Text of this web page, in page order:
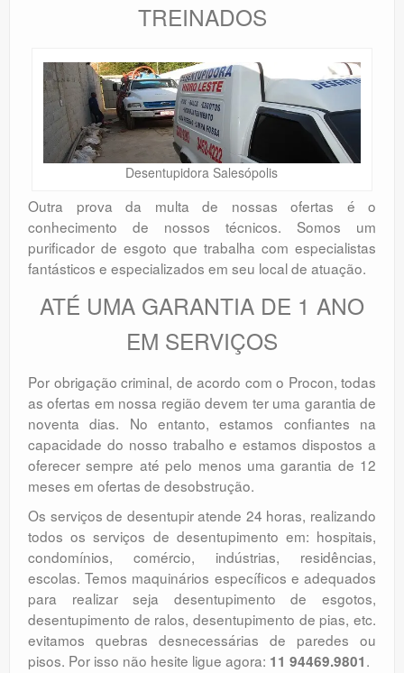
TREINADOS
Desentupidora Salesópolis
Outra prova da multa de nossas ofertas é o
conhecimento de nossos técnicos. Somos um
purificador de esgoto que trabalha com especialistas
fantásticos e especializados em seu local de atuação.
ATÉ UMA GARANTIA DE 1 ANO
EM SERVIÇOS
Por obrigação criminal, de acordo com o Procon, todas
as ofertas em nossa região devem ter uma garantia de
noventa dias. No entanto, estamos confiantes na
capacidade do nosso trabalho e estamos dispostos a
oferecer sempre até pelo menos uma garantia de 12
meses em ofertas de desobstrução.
Os serviços de desentupir atende 24 horas, realizando
todos os serviços de desentupimento em: hospitais,
condomínios, comércio, indústrias, residências,
escolas. Temos maquinários específicos e adequados
para realizar seja desentupimento de esgotos,
desentupimento de ralos, desentupimento de pias, etc.
evitamos quebras desnecessárias de paredes ou
pisos. Por isso não hesite ligue agora: 11 94469.9801.